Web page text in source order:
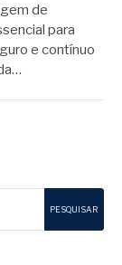
de
para
e contínuo
PESQUISAR